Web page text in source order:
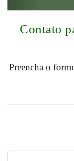
Contato
Preencha o